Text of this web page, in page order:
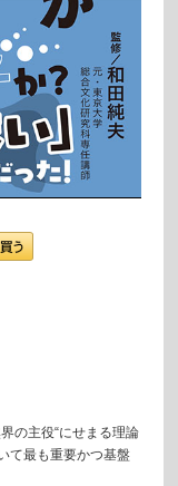
の主役“にせまる理論
て最も重要かつ基盤